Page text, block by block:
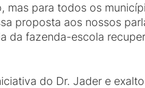
mas para todos os
proposta aos nossos
da fazenda-escola
do Dr. Jader e